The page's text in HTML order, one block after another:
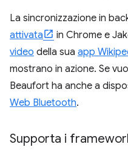
La sincronizzazione in
attivata
in Chrome e
video della sua app
mostrano in azione. Se
Beaufort ha anche a
Web Bluetooth.
Supporta i